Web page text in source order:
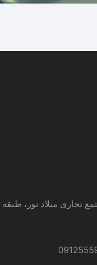
تجاری میلاد نور، طبقه